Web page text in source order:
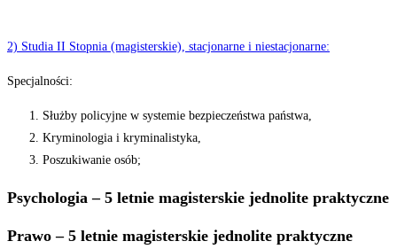
2) Studia II Stopnia (magisterskie), stacjonarne i niestacjonarne:
Specjalności:
Służby policyjne w systemie bezpieczeństwa państwa,
Kryminologia i kryminalistyka,
Poszukiwanie osób;
Psychologia – 5 letnie magisterskie jednolite praktyczne
Prawo – 5 letnie magisterskie jednolite praktyczne